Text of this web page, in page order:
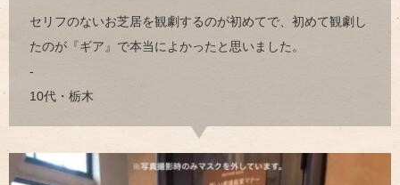
セリフのないお芝居を観劇するのが初めてで、初めて観劇し
たのが『ギア』で本当によかったと思いました。
-
10代・栃木